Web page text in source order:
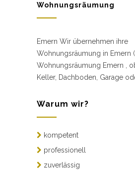
Wohnungsräumung
Emern Wir übernehmen ihre
Wohnungsräumung in Emern
Wohnungsräumung Emern ,
Keller, Dachboden, Garage
Warum wir?
kompetent
professionell
zuverlässig